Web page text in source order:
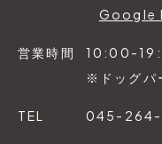
Google
営業時間
10:00-
※ドッグパ
TEL 045-